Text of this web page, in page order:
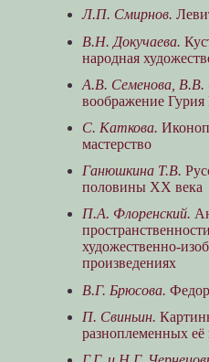
Л.П. Смирнов.
В.Н. Докучаева.
народная
А.В. Семенова, В.В.
воображение
С. Каткова.
мастерство
Ганюшкина Т.В.
половины XX века
П.А. Флоренский.
художественно-
произведениях
В.Г. Брюсова.
П. Свиньин.
разноплеменных её